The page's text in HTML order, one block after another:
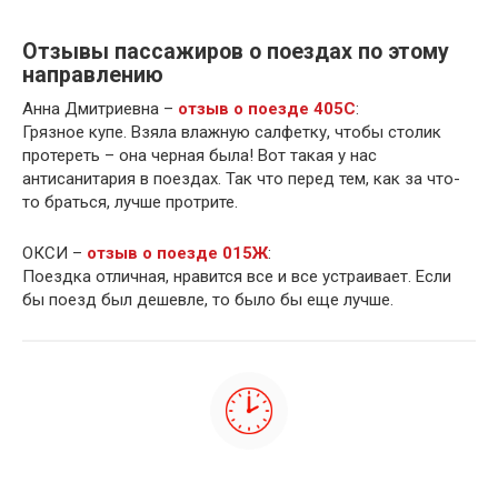
Отзывы пассажиров о поездах по этому
направлению
Анна Дмитриевна – отзыв о поезде 405С:
Грязное купе. Взяла влажную салфетку, чтобы столик
протереть – она черная была! Вот такая у нас
антисанитария в поездах. Так что перед тем, как за что-
то браться, лучше протрите.
ОКСИ – отзыв о поезде 015Ж:
Поездка отличная, нравится все и все устраивает. Если
бы поезд был дешевле, то было бы еще лучше.